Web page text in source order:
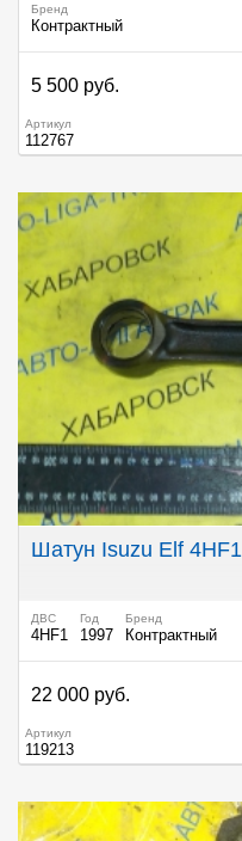
Бренд
Контрактный
5 500 руб.
Артикул
112767
Шатун Isuzu Elf 4HF1
ДВС
4HF1
Год
1997
Бренд
Контрактный
22 000 руб.
Артикул
119213